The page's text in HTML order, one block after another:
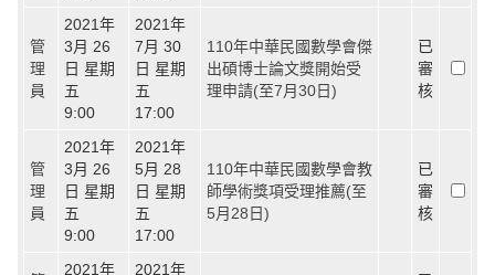
管
理
員
2021年
3月 26
日 星期
五
9:00
2021年
7月 30
日 星期
五
17:00
110年中華民國數學會傑
出碩博士論文獎開始受
理申請(至7月30日)
已
審
核
管
理
員
2021年
3月 26
日 星期
五
9:00
2021年
5月 28
日 星期
五
17:00
110年中華民國數學會教
師學術獎項受理推薦(至
5月28日)
已
審
核
2021年
2021年